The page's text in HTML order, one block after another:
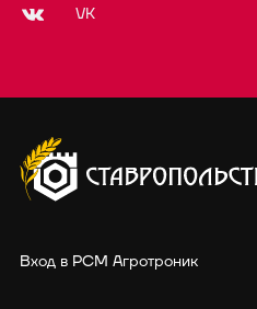
VK
Вход в РСМ Агротроник